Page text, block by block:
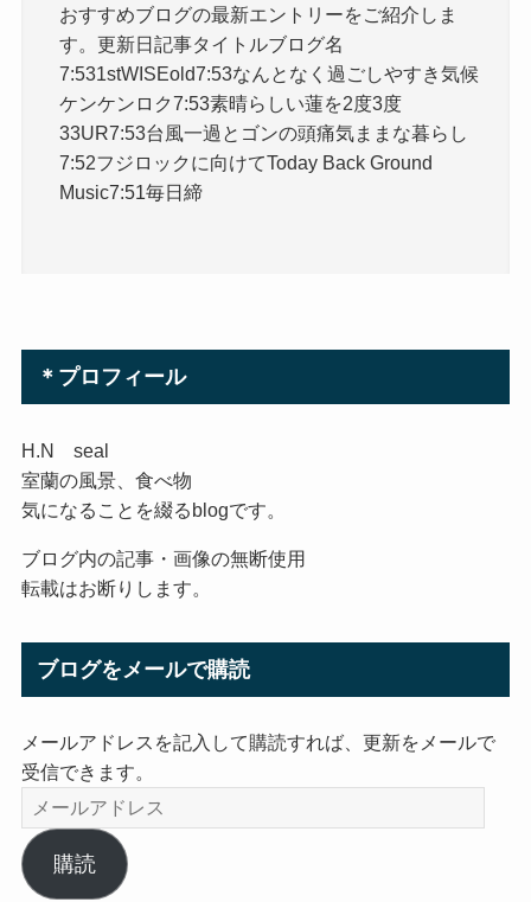
おすすめブログの最新エントリーをご紹介しま
す。更新日記事タイトルブログ名
7:531stWISEold7:53なんとなく過ごしやすき気候
ケンケンロク7:53素晴らしい蓮を2度3度
33UR7:53台風一過とゴンの頭痛気ままな暮らし
7:52フジロックに向けてToday Back Ground
Music7:51毎日締
＊プロフィール
H.N seal
室蘭の風景、食べ物
気になることを綴るblogです。
ブログ内の記事・画像の無断使用
転載はお断りします。
ブログをメールで購読
メールアドレスを記入して購読すれば、更新をメールで
受信できます。
メ
ー
ル
ア
購読